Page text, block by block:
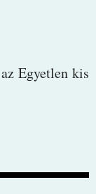
Egyetlen kis